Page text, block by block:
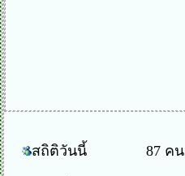
สถิติวันนี้ 87 คน